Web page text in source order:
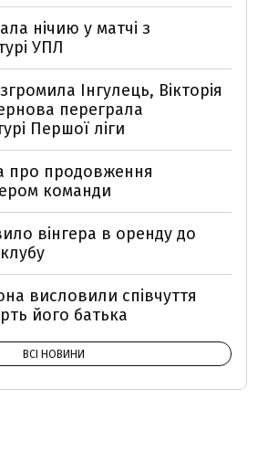
нічию у матчі з
УПЛ
Інгулець, Вікторія
переграла
Першої ліги
про продовження
команди
вінгера в оренду до
висловили співчуття
його батька
ВСІ НОВИНИ